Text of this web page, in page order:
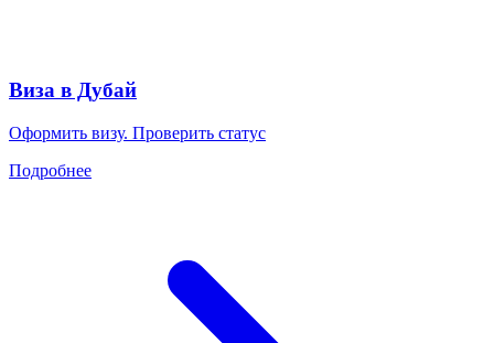
Виза в Дубай
Оформить визу. Проверить статус
Подробнее